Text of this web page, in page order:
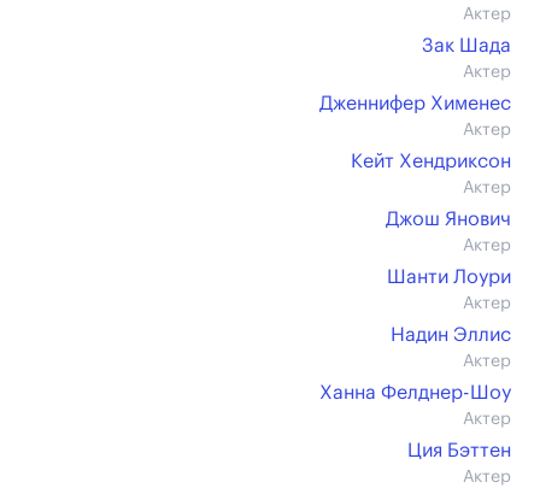
Актер
Зак Шада
Актер
Дженнифер Хименес
Актер
Кейт Хендриксон
Актер
Джош Янович
Актер
Шанти Лоури
Актер
Надин Эллис
Актер
Ханна Фелднер-Шоу
Актер
Ция Бэттен
Актер